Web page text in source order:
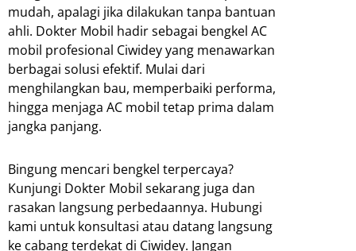
mudah, apalagi jika dilakukan tanpa bantuan
ahli. Dokter Mobil hadir sebagai bengkel AC
mobil profesional Ciwidey yang menawarkan
berbagai solusi efektif. Mulai dari
menghilangkan bau, memperbaiki performa,
hingga menjaga AC mobil tetap prima dalam
jangka panjang.
Bingung mencari bengkel terpercaya?
Kunjungi Dokter Mobil sekarang juga dan
rasakan langsung perbedaannya. Hubungi
kami untuk konsultasi atau datang langsung
ke cabang terdekat di Ciwidey. Jangan